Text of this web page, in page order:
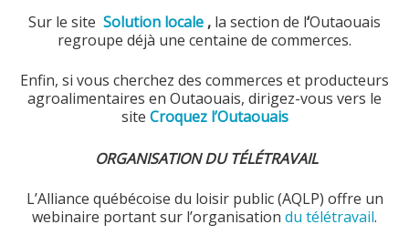
Sur le site Solution locale , la section de l‘Outaouais
regroupe déjà une centaine de commerces.
Enfin, si vous cherchez des commerces et producteurs
agroalimentaires en Outaouais, dirigez-vous vers le
site Croquez l’Outaouais
ORGANISATION DU TÉLÉTRAVAIL
L’Alliance québécoise du loisir public (AQLP) offre un
webinaire portant sur l’organisation du télétravail.